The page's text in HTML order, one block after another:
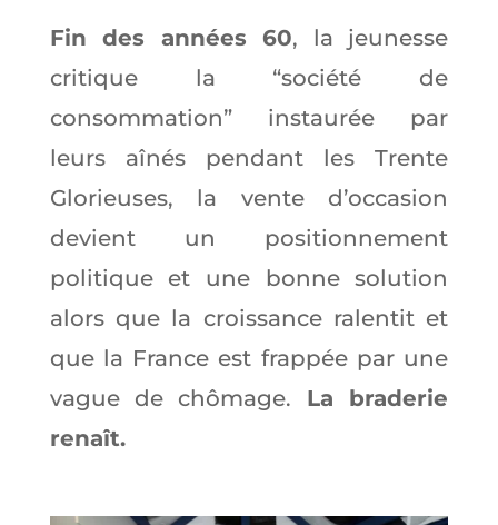
Fin des années 60, la jeunesse
critique la “société de
consommation” instaurée par
leurs aînés pendant les Trente
Glorieuses, la vente d’occasion
devient un positionnement
politique et une bonne solution
alors que la croissance ralentit et
que la France est frappée par une
vague de chômage. La braderie
renaît.